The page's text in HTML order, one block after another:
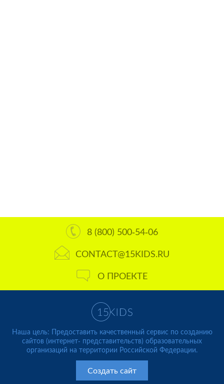
8 (800) 500-54-06
CONTACT@15KIDS.RU
О ПРОЕКТЕ
Наша цель: Предоставить качественный сервис по созданию
сайтов (интернет- представительств) образовательных
организаций на территории Российской Федерации.
Создать сайт